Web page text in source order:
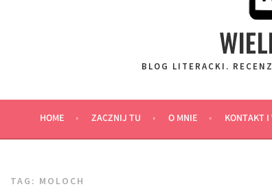
BLOG LITERACKI.
HOME ZACZNIJ TU O MNIE KONTAKT I
TAG: MOLOCH